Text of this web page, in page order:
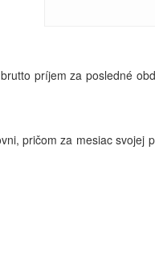
príjem za posledné
pričom za mesiac svojej